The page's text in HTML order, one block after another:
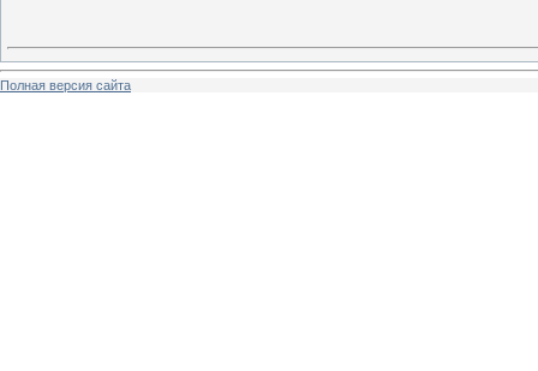
Полная версия сайта